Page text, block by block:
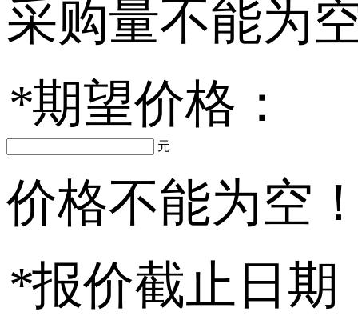
采购量不能为
*期望价格：
元
价格不能为空
*报价截止日期